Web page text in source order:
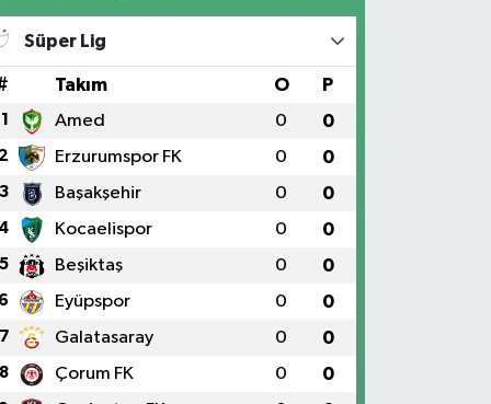
Süper Lig
Takım O P
1 Amed 0 0
2 Erzurumspor FK 0 0
3 Başakşehir 0 0
4 Kocaelispor 0 0
5 Beşiktaş 0 0
6 Eyüpspor 0 0
7 Galatasaray 0 0
8 Çorum FK 0 0